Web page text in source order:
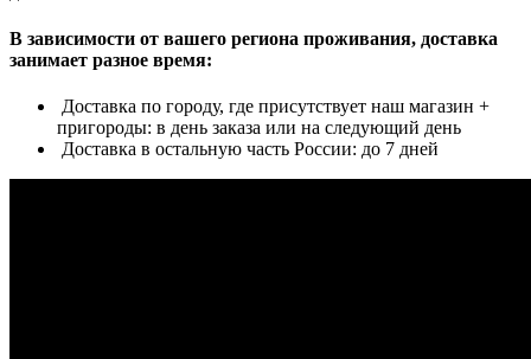
В зависимости от вашего региона проживания, доставка
занимает разное время:
Доставка по городу, где присутствует наш магазин +
пригороды: в день заказа или на следующий день
Доставка в остальную часть России: до 7 дней